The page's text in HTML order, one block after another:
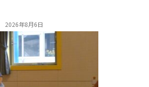
2026年8月6日